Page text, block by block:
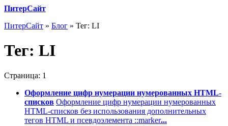
ПитерСайт
ПитерСайт » Блог » Тег: LI
Тег: LI
Страница: 1
Оформление цифр нумерации нумерованных HTML-
списков Оформление цифр нумерации нумерованных
HTML-списков без использования дополнительных
тегов HTML и псевдоэлемента ::marker...